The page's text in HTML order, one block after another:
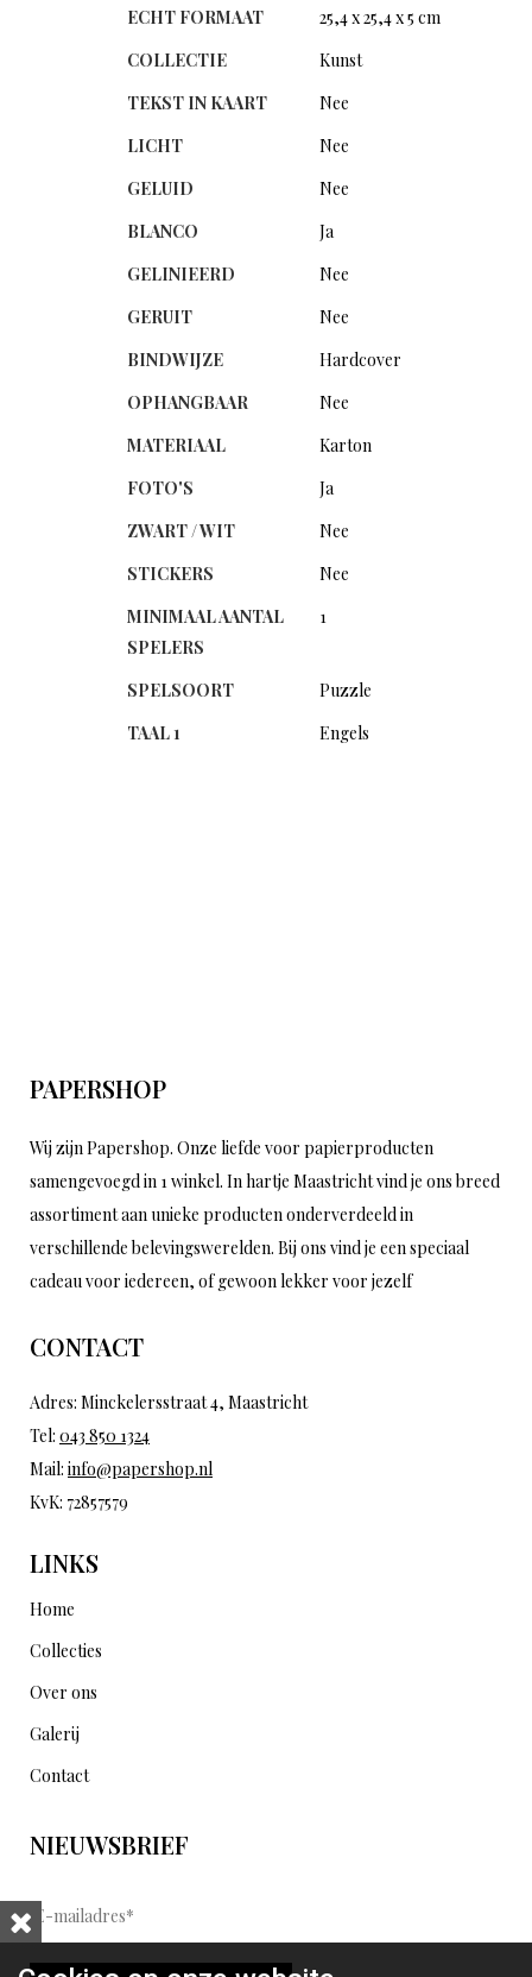
ECHT FORMAAT
25,4 x 25,4 x 5 cm
COLLECTIE
Kunst
TEKST IN KAART
Nee
LICHT
Nee
GELUID
Nee
BLANCO
Ja
GELINIEERD
Nee
GERUIT
Nee
BINDWIJZE
Hardcover
OPHANGBAAR
Nee
MATERIAAL
Karton
FOTO'S
Ja
ZWART / WIT
Nee
STICKERS
Nee
MINIMAAL AANTAL
SPELERS
1
SPELSOORT
Puzzle
TAAL 1
Engels
PAPERSHOP
Wij zijn Papershop. Onze liefde voor papierproducten
samengevoegd in 1 winkel. In hartje Maastricht vind je ons breed
assortiment aan unieke producten onderverdeeld in
verschillende belevingswerelden. Bij ons vind je een speciaal
cadeau voor iedereen, of gewoon lekker voor jezelf
CONTACT
Adres: Minckelersstraat 4, Maastricht
Tel: 043 850 1324
Mail: info@papershop.nl
KvK: 72857579
LINKS
Home
Collecties
Over ons
Galerij
Contact
NIEUWSBRIEF
E
-
m